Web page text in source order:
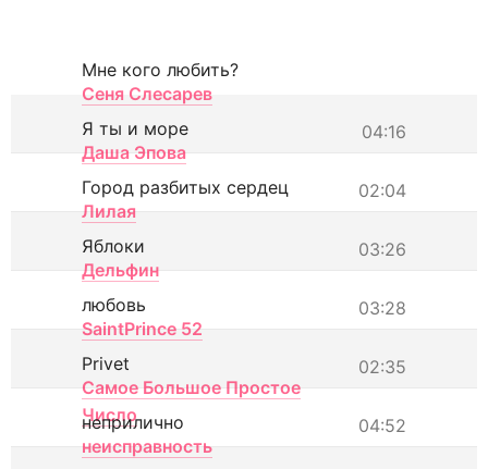
Мне кого любить?
Сеня Слесарев
04:16
Я ты и море
Даша Эпова
02:04
Город разбитых сердец
Лилая
03:26
Яблоки
Дельфин
03:28
любовь
SaintPrince 52
02:35
Privet
Самое Большое Простое
Число
04:52
неприлично
неисправность